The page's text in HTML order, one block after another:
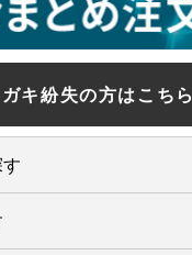
キ紛失の方はこちら